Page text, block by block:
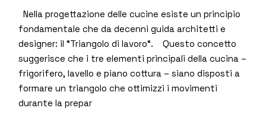
Nella progettazione delle cucine esiste un principio
fondamentale che da decenni guida architetti e
designer: il “Triangolo di lavoro“. Questo concetto
suggerisce che i tre elementi principali della cucina –
frigorifero, lavello e piano cottura – siano disposti a
formare un triangolo che ottimizzi i movimenti
durante la prepar